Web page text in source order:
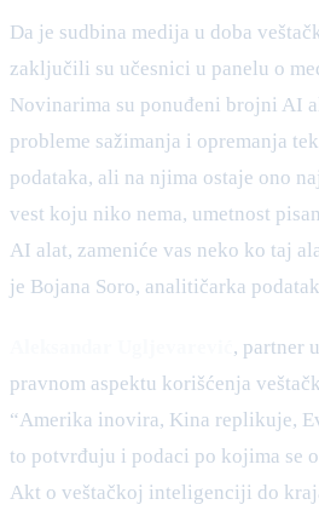
Da je sudbina medija u doba
zaključili su učesnici u panelu o
Novinarima su ponuđeni brojni AI
probleme sažimanja i opremanja
podataka, ali na njima ostaje ono
vest koju niko nema, umetnost
AI alat, zameniće vas neko ko taj
je Bojana Soro, analitičarka
, partner
pravnom aspektu korišćenja
“Amerika inovira, Kina replikuje,
to potvrđuju i podaci po kojima se
Akt o veštačkoj inteligenciji do